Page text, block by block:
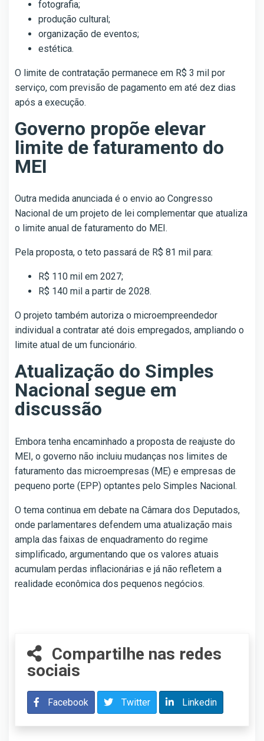
fotografia;
produção cultural;
organização de eventos;
estética.
O limite de contratação permanece em R$ 3 mil por
serviço, com previsão de pagamento em até dez dias
após a execução.
Governo propõe elevar
limite de faturamento do
MEI
Outra medida anunciada é o envio ao Congresso
Nacional de um projeto de lei complementar que atualiza
o limite anual de faturamento do MEI.
Pela proposta, o teto passará de R$ 81 mil para:
R$ 110 mil em 2027;
R$ 140 mil a partir de 2028.
O projeto também autoriza o microempreendedor
individual a contratar até dois empregados, ampliando o
limite atual de um funcionário.
Atualização do Simples
Nacional segue em
discussão
Embora tenha encaminhado a proposta de reajuste do
MEI, o governo não incluiu mudanças nos limites de
faturamento das microempresas (ME) e empresas de
pequeno porte (EPP) optantes pelo Simples Nacional.
O tema continua em debate na Câmara dos Deputados,
onde parlamentares defendem uma atualização mais
ampla das faixas de enquadramento do regime
simplificado, argumentando que os valores atuais
acumulam perdas inflacionárias e já não refletem a
realidade econômica dos pequenos negócios.
Compartilhe nas redes
sociais
Facebook Twitter Linkedin